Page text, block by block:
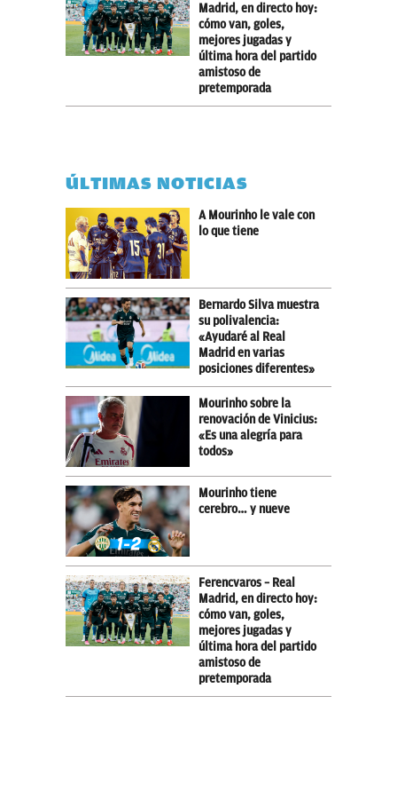
Madrid, en directo hoy:
cómo van, goles,
mejores jugadas y
última hora del partido
amistoso de
pretemporada
ÚLTIMAS NOTICIAS
A Mourinho le vale con
lo que tiene
Bernardo Silva muestra
su polivalencia:
«Ayudaré al Real
Madrid en varias
posiciones diferentes»
Mourinho sobre la
renovación de Vinicius:
«Es una alegría para
todos»
Mourinho tiene
cerebro… y nueve
Ferencvaros – Real
Madrid, en directo hoy:
cómo van, goles,
mejores jugadas y
última hora del partido
amistoso de
pretemporada